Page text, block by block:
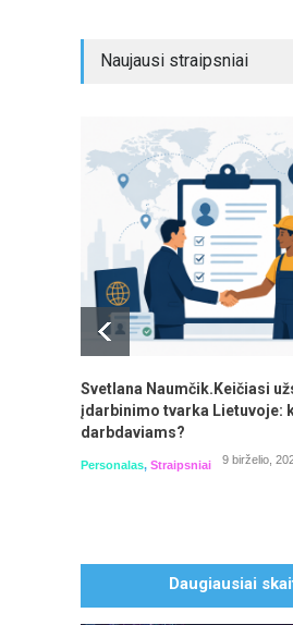
Naujausi straipsniai
Svetlana Naumčik.Keičiasi
įdarbinimo tvarka Lietuvoje:
darbdaviams?
Personalas, Straipsniai 9 birželio,
Daugiausiai